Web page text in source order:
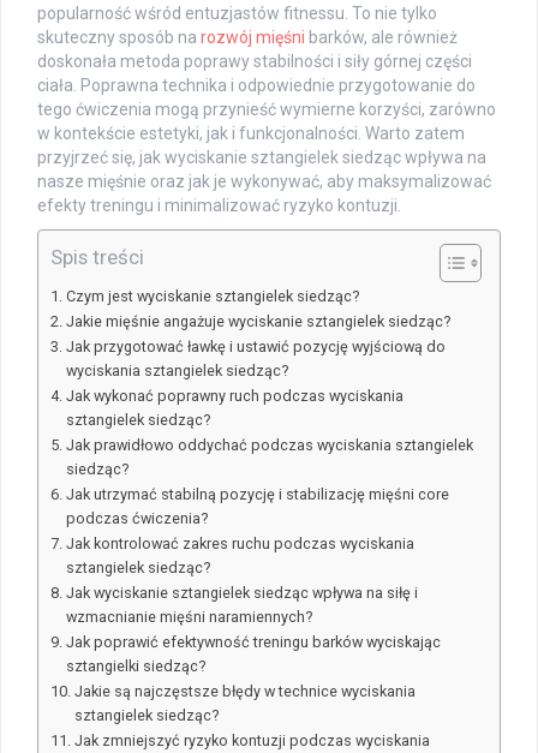
popularność wśród entuzjastów fitnessu. To nie tylko
skuteczny sposób na rozwój mięśni barków, ale również
doskonała metoda poprawy stabilności i siły górnej części
ciała. Poprawna technika i odpowiednie przygotowanie do
tego ćwiczenia mogą przynieść wymierne korzyści, zarówno
w kontekście estetyki, jak i funkcjonalności. Warto zatem
przyjrzeć się, jak wyciskanie sztangielek siedząc wpływa na
nasze mięśnie oraz jak je wykonywać, aby maksymalizować
efekty treningu i minimalizować ryzyko kontuzji.
Spis treści
Czym jest wyciskanie sztangielek siedząc?
Jakie mięśnie angażuje wyciskanie sztangielek siedząc?
Jak przygotować ławkę i ustawić pozycję wyjściową do
wyciskania sztangielek siedząc?
Jak wykonać poprawny ruch podczas wyciskania
sztangielek siedząc?
Jak prawidłowo oddychać podczas wyciskania sztangielek
siedząc?
Jak utrzymać stabilną pozycję i stabilizację mięśni core
podczas ćwiczenia?
Jak kontrolować zakres ruchu podczas wyciskania
sztangielek siedząc?
Jak wyciskanie sztangielek siedząc wpływa na siłę i
wzmacnianie mięśni naramiennych?
Jak poprawić efektywność treningu barków wyciskając
sztangielki siedząc?
Jakie są najczęstsze błędy w technice wyciskania
sztangielek siedząc?
Jak zmniejszyć ryzyko kontuzji podczas wyciskania